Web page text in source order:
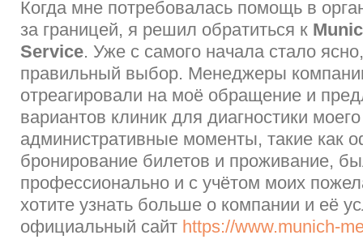
Когда мне потребовалась помощь в
за границей, я решил обратиться к
Service. Уже с самого начала стало
правильный выбор. Менеджеры
отреагировали на моё обращение и
вариантов клиник для диагностики
административные моменты, такие как
бронирование билетов и проживание,
профессионально и с учётом моих
хотите узнать больше о компании и её
официальный сайт https://www.munich-